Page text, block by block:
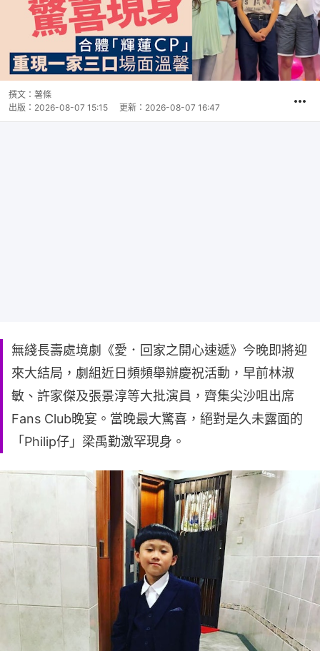
撰文： 薯條
出版： 2026-08-07 15:15 更新： 2026-08-07 16:47
無綫長壽處境劇《愛．回家之開心速遞》今晚即將迎
來大結局，劇組近日頻頻舉辦慶祝活動，早前林淑
敏、許家傑及張景淳等大批演員，齊集尖沙咀出席
Fans Club晚宴。當晚最大驚喜，絕對是久未露面的
「Philip仔」梁禹勤激罕現身。